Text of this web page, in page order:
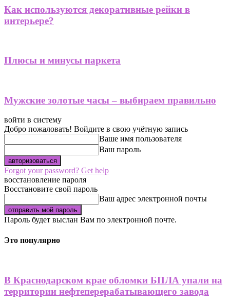
Как используются декоративные рейки в
интерьере?
Плюсы и минусы паркета
Мужские золотые часы – выбираем правильно
войти в систему
Добро пожаловать! Войдите в свою учётную запись
Ваше имя пользователя
Ваш пароль
Forgot your password? Get help
восстановление пароля
Восстановите свой пароль
Ваш адрес электронной почты
Пароль будет выслан Вам по электронной почте.
Это популярно
В Краснодарском крае обломки БПЛА упали на
территории нефтеперерабатывающего завода